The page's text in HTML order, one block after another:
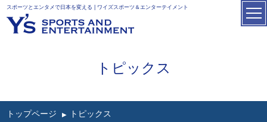
スポーツとエンタメで日本を変える | ワイズスポーツ＆エンターテイメント
トピックス
トップページ トピックス